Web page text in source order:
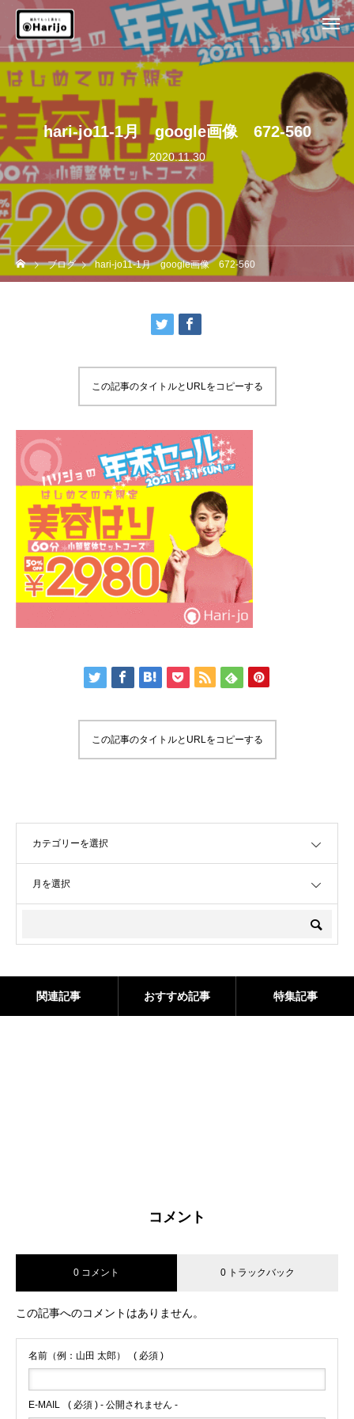
hari-jo11-1月 google画像 672-560
2020.11.30
ブログ hari-jo11-1月 google画像 672-560
この記事のタイトルとURLをコピーする
この記事のタイトルとURLをコピーする
関連記事 おすすめ記事 特集記事
コメント
0 コメント 0 トラックバック
この記事へのコメントはありません。
名前（例：山田 太郎） ( 必須 )
E-MAIL ( 必須 ) - 公開されません -